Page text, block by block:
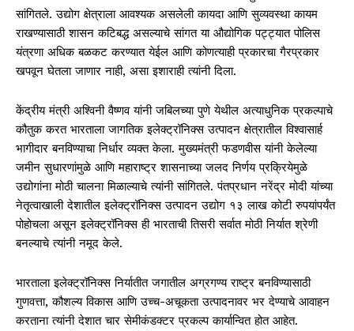
सांगितले. उद्योग क्षेत्राला आवश्यक असलेली कायदा आणि सुव्यवस्था कायम
राखण्यासाठी शासन कटिबद्ध असल्याचे सांगत या औद्योगिक पट्ट्यात पोलिस
यंत्रणा अधिक बळकट करण्यात येईल आणि कोणत्याही प्रकारचा गैरप्रकार
खपवून घेतला जाणार नाही, असा इशाराही त्यांनी दिला.
केंद्रीय मंत्री अश्विनी वैष्णव यांनी जबिलच्या पुणे येथील अत्याधुनिक प्रकल्पाचे
कौतुक करत भारताला जागतिक इलेक्ट्रॉनिक्स उत्पादन क्षेत्रातील विश्वासार्ह
भागीदार बनविण्याचा निर्धार व्यक्त केला. मुख्यमंत्री फडणवीस यांनी केलेल्या
जमीन सुधारणांमुळे आणि महाराष्ट्र शासनाच्या जलद निर्णय प्रक्रियेमुळे
उद्योगांना मोठी चालना मिळाल्याचे त्यांनी सांगितले. पंतप्रधान नरेंद्र मोदी यांच्या
नेतृत्वाखाली देशातील इलेक्ट्रॉनिक्स उत्पादन उद्योग १३ लाख कोटी रुपयांपर्यंत
पोहोचला असून इलेक्ट्रॉनिक्स ही भारताची तिसरी सर्वात मोठी निर्यात श्रेणी
बनल्याचे त्यांनी नमूद केले.
भारताला इलेक्ट्रॉनिक्स निर्यातीत जगातील अग्रगण्य राष्ट्र बनविण्यासाठी
गुणवत्ता, कौशल्य विकास आणि उच्च-अचूकता उत्पादनावर भर देण्याचे आवाहन
करताना त्यांनी देशात चार सेमीकंडक्टर प्रकल्प कार्यान्वित होत आहेत.